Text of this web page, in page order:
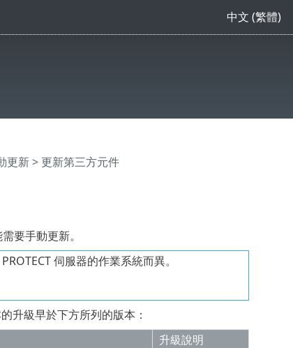
中文 (繁體)
更新> 更新第三方元件
要手動更新。
伺服器的作業系統而異。
升級早於下方所列的版本：
升級說明